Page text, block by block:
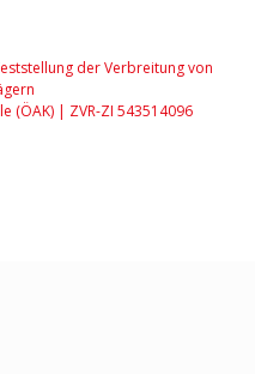
der Verbreitung von
(ÖAK) | ZVR-ZI 543514096